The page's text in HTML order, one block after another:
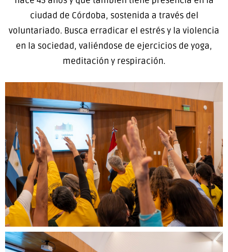
ciudad de Córdoba, sostenida a través del
voluntariado. Busca erradicar el estrés y la violencia
en la sociedad, valiéndose de ejercicios de yoga,
meditación y respiración.